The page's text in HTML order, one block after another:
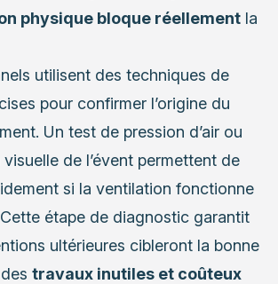
physique bloque réellement la
utilisent des techniques de
pour confirmer l’origine du
Un test de pression d’air ou
de l’évent permettent de
si la ventilation fonctionne
étape de diagnostic garantit
ultérieures cibleront la bonne
travaux inutiles et coûteux